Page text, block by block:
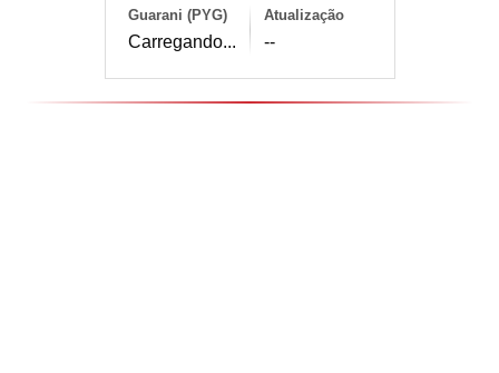
Guarani (PYG)
Carregando...
Atualização
--